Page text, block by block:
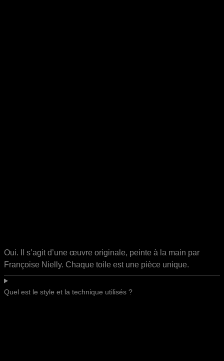
Oui. Il s’agit d’une œuvre originale, peinte à la main par
Françoise Nielly. Chaque toile est une pièce unique.
Quel est le style et la technique utilisés ?